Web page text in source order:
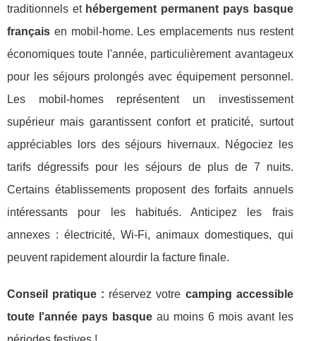
traditionnels et hébergement permanent pays basque
français en mobil-home. Les emplacements nus restent
économiques toute l'année, particulièrement avantageux
pour les séjours prolongés avec équipement personnel.
Les mobil-homes représentent un investissement
supérieur mais garantissent confort et praticité, surtout
appréciables lors des séjours hivernaux. Négociez les
tarifs dégressifs pour les séjours de plus de 7 nuits.
Certains établissements proposent des forfaits annuels
intéressants pour les habitués. Anticipez les frais
annexes : électricité, Wi-Fi, animaux domestiques, qui
peuvent rapidement alourdir la facture finale.
Conseil pratique : réservez votre camping accessible
toute l'année pays basqueau moins 6 mois avant les